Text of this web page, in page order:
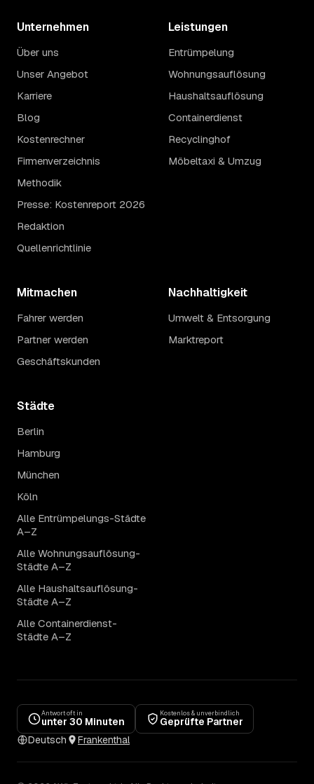
kostenlosen Einschätzung.
Unternehmen
Über uns
Unser Angebot
Karriere
Blog
Kostenrechner
Firmenverzeichnis
Methodik
Presse: Kostenreport 2026
Redaktion
Quellenrichtlinie
Leistungen
Entrümpelung
Wohnungsauflösung
Haushaltsauflösung
Containerdienst
Recyclinghof
Möbeltaxi & Umzug
Mitmachen
Fahrer werden
Partner werden
Geschäftskunden
Nachhaltigkeit
Umwelt & Entsorgung
Marktreport
Städte
Berlin
Hamburg
München
Köln
Alle Entrümpelungs-Städte
A–Z
Alle Wohnungsauflösung-
Städte A–Z
Alle Haushaltsauflösung-
Städte A–Z
Alle Containerdienst-
Städte A–Z
Antwort oft in
unter 30 Minuten
Kostenlos & unverbindlich
Geprüfte Partner
Deutsch
Frankenthal